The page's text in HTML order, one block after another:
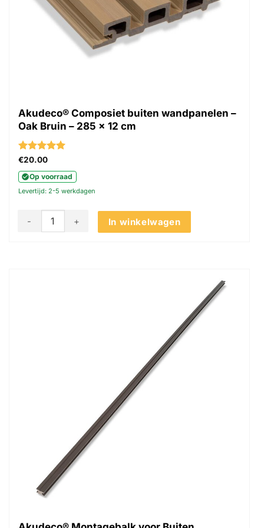
Akudeco® Composiet buiten wandpanelen –
Oak Bruin – 285 x 12 cm
Gewaardeerd
€20.00
Op voorraad
Levertijd: 2-5 werkdagen
In winkelwagen
Akudeco® Composiet buiten wandpanelen - Oak Bruin -